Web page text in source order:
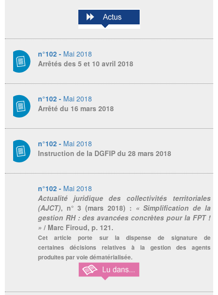
n°102 - Mai 2018
Arrêtés des 5 et 10 avril 2018
n°102 - Mai 2018
Arrêté du 16 mars 2018
n°102 - Mai 2018
Instruction de la DGFIP du 28 mars 2018
n°102 - Mai 2018
Actualité juridique des collectivités territoriales
(AJCT), n° 3 (mars 2018) : « Simplification de la
gestion RH : des avancées concrètes pour la FPT !
» / Marc Firoud, p. 121.
Cet article porte sur la dispense de signature de
certaines décisions relatives à la gestion des agents
produites par voie dématérialisée.